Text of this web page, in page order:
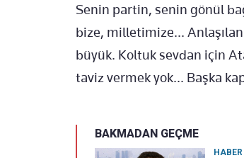
Senin partin, senin gönül
bize, milletimize...
büyük. Koltuk sevdan için
taviz vermek yok... Başka
BAKMADAN GEÇME
HABER